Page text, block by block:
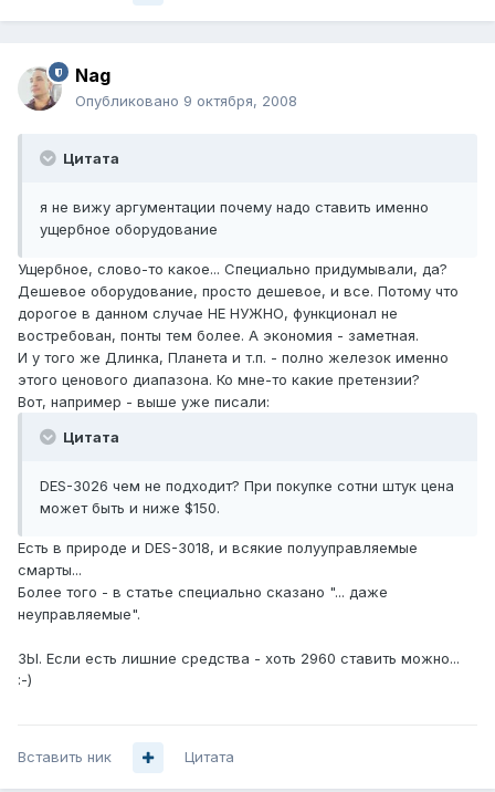
Nag
Опубликовано 9 октября, 2008
Цитата
я не вижу аргументации почему надо ставить именно
ущербное оборудование
Ущербное, слово-то какое... Специально придумывали, да?
Дешевое оборудование, просто дешевое, и все. Потому что
дорогое в данном случае НЕ НУЖНО, функционал не
востребован, понты тем более. А экономия - заметная.
И у того же Длинка, Планета и т.п. - полно железок именно
этого ценового диапазона. Ко мне-то какие претензии?
Вот, например - выше уже писали:
Цитата
DES-3026 чем не подходит? При покупке сотни штук цена
может быть и ниже $150.
Есть в природе и DES-3018, и всякие полууправляемые
смарты...
Более того - в статье специально сказано "... даже
неуправляемые".
ЗЫ. Если есть лишние средства - хоть 2960 ставить можно...
:-)
Вставить ник Цитата